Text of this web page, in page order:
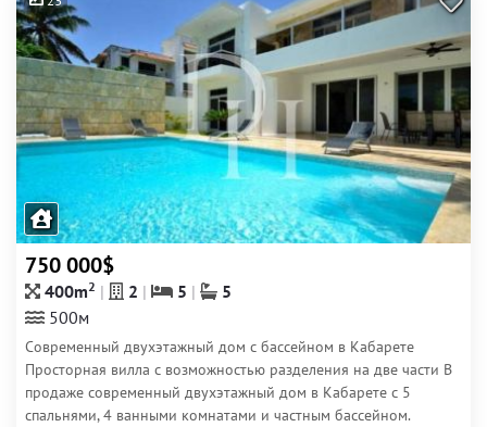
750 000$
400m2 2 5
5
500м
Современный двухэтажный дом с бассейном в Кабарете
Просторная вилла с возможностью разделения на две части В
продаже современный двухэтажный дом в Кабарете с 5
спальнями, 4 ванными комнатами и частным бассейном.